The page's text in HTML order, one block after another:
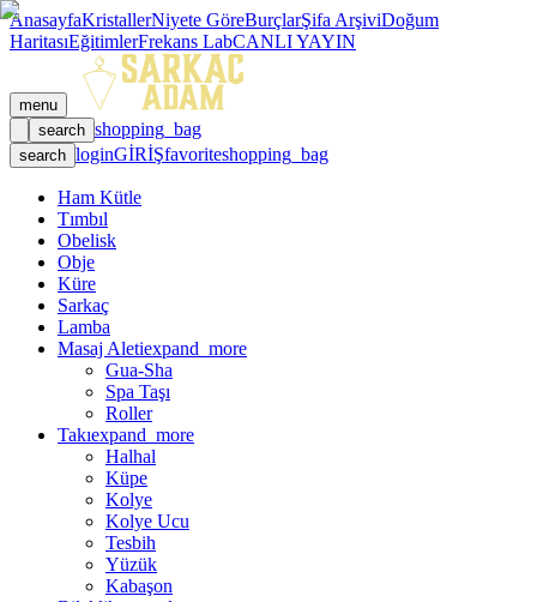
AnasayfaKristallerNiyete GöreBurçlarŞifa ArşiviDoğum
HaritasıEğitimlerFrekans LabCANLI YAYIN
menu
search shopping_bag
search loginGİRİŞfavoriteshopping_bag
Ham Kütle
Tımbıl
Obelisk
Obje
Küre
Sarkaç
Lamba
Masaj Aletiexpand_more
Gua-Sha
Spa Taşı
Roller
Takıexpand_more
Halhal
Küpe
Kolye
Kolye Ucu
Tesbih
Yüzük
Kabaşon